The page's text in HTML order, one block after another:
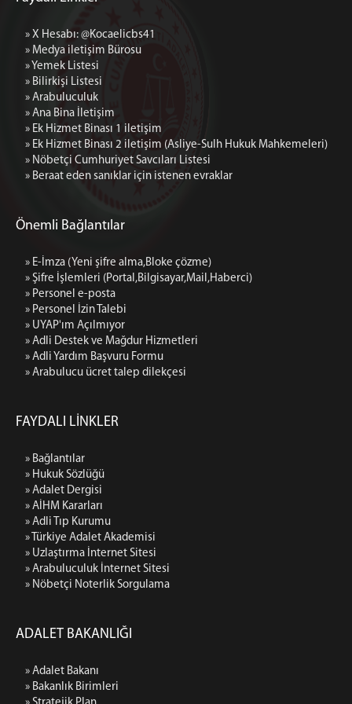
Mahkemeleri)
» X Hesabı: @Kocaelicbs41
» Medya iletişim Bürosu
» Yemek Listesi
» Bilirkişi Listesi
» Arabuluculuk
» Ana Bina İletişim
» Ek Hizmet Binası 1 iletişim
» Ek Hizmet Binası 2 iletişim (Asliye-Sulh Hukuk Mahkemeleri)
» Nöbetçi Cumhuriyet Savcıları Listesi
» Beraat eden sanıklar için istenen evraklar
Önemli Bağlantılar
» E-İmza (Yeni şifre alma,Bloke çözme)
» Şifre İşlemleri (Portal,Bilgisayar,Mail,Haberci)
» Personel e-posta
» Personel İzin Talebi
» UYAP'ım Açılmıyor
» Adli Destek ve Mağdur Hizmetleri
» Adli Yardım Başvuru Formu
» Arabulucu ücret talep dilekçesi
FAYDALI LİNKLER
» Bağlantılar
» Hukuk Sözlüğü
» Adalet Dergisi
» AİHM Kararları
» Adli Tıp Kurumu
» Türkiye Adalet Akademisi
» Uzlaştırma İnternet Sitesi
» Arabuluculuk İnternet Sitesi
» Nöbetçi Noterlik Sorgulama
ADALET BAKANLIĞI
» Adalet Bakanı
» Bakanlık Birimleri